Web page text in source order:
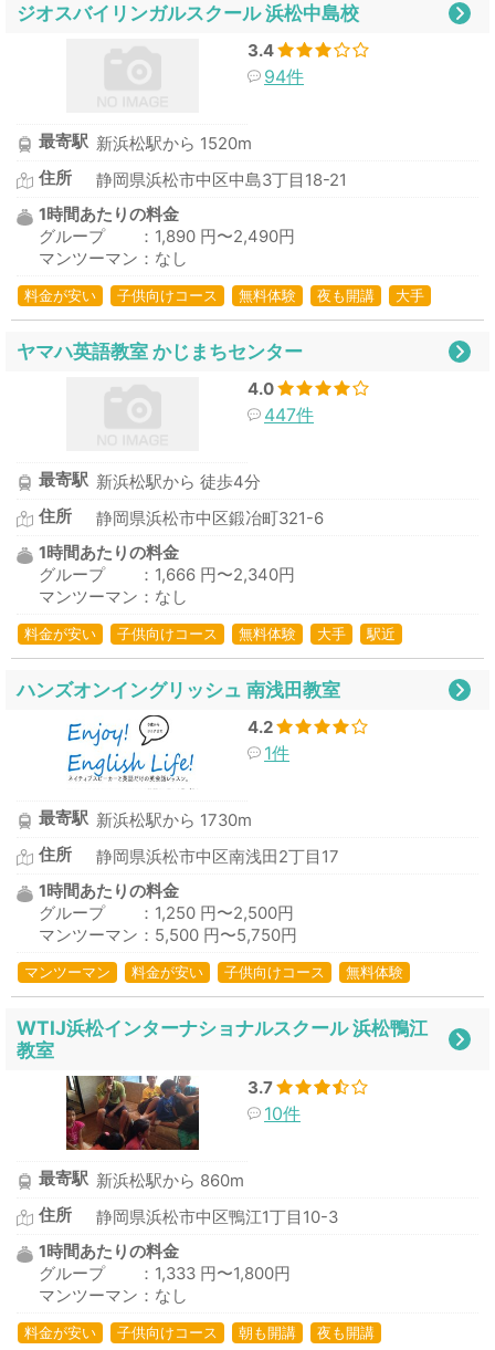
ジオスバイリンガルスクール 浜松中島校
3.4
94件
最寄駅 新浜松駅から 1520m
住所
静岡県浜松市中区中島3丁目18-21
1時間あたりの料金
グループ ：1,890 円〜2,490円
マンツーマン：なし
料金が安い 子供向けコース 無料体験 夜も開講 大手
ヤマハ英語教室 かじまちセンター
4.0
447件
最寄駅 新浜松駅から 徒歩4分
住所
静岡県浜松市中区鍛冶町321-6
1時間あたりの料金
グループ ：1,666 円〜2,340円
マンツーマン：なし
料金が安い 子供向けコース 無料体験 大手 駅近
ハンズオンイングリッシュ 南浅田教室
4.2
1件
最寄駅 新浜松駅から 1730m
住所
静岡県浜松市中区南浅田2丁目17
1時間あたりの料金
グループ ：1,250 円〜2,500円
マンツーマン：5,500 円〜5,750円
マンツーマン 料金が安い 子供向けコース 無料体験
WTIJ浜松インターナショナルスクール 浜松鴨江
教室
3.7
10件
最寄駅 新浜松駅から 860m
住所
静岡県浜松市中区鴨江1丁目10-3
1時間あたりの料金
グループ ：1,333 円〜1,800円
マンツーマン：なし
料金が安い 子供向けコース 朝も開講 夜も開講